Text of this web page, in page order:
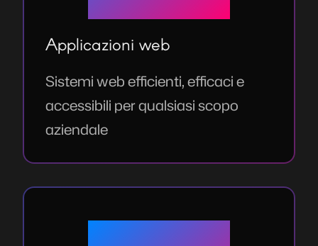
Applicazioni web
Sistemi web efficienti, efficaci e
accessibili per qualsiasi scopo
aziendale